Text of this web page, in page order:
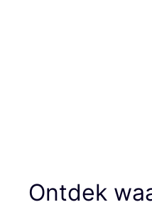
Ontdek